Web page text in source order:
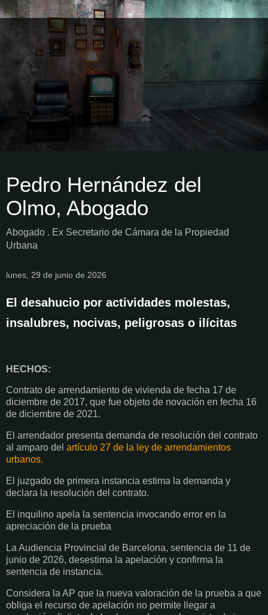
Pedro Hernández del
Olmo, Abogado
Abogado . Ex Secretario de Cámara de la Propiedad
Urbana
lunes, 29 de junio de 2026
El desahucio por actividades molestas,
insalubres, nocivas, peligrosas o ilícitas
HECHOS:
Contrato de arrendamiento de vivienda de fecha 17 de
diciembre de 2017, que fue objeto de novación en fecha 16
de diciembre de 2021.
El arrendador presenta demanda de resolución del contrato
al amparo del artículo 27 de la ley de arrendamientos
urbanos.
El juzgado de primera instancia estima la demanda y
declara la resolución del contrato.
El inquilino apela la sentencia invocando error en la
apreciación de la prueba
La Audiencia Provincial de Barcelona, sentencia de 11 de
junio de 2026, desestima la apelación y confirma la
sentencia de instancia.
Considera la AP que la nueva valoración de la prueba a que
obliga el recurso de apelación no permite llegar a